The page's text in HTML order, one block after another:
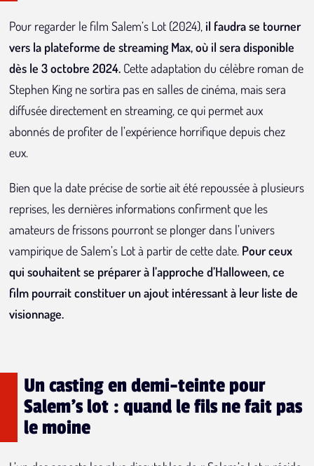
Pour regarder le film Salem’s Lot (2024), il faudra se tourner
vers la plateforme de streaming Max, où il sera disponible
dès le 3 octobre 2024. Cette adaptation du célèbre roman de
Stephen King ne sortira pas en salles de cinéma, mais sera
diffusée directement en streaming, ce qui permet aux
abonnés de profiter de l’expérience horrifique depuis chez
eux.
Bien que la date précise de sortie ait été repoussée à plusieurs
reprises, les dernières informations confirment que les
amateurs de frissons pourront se plonger dans l’univers
vampirique de Salem’s Lot à partir de cette date. Pour ceux
qui souhaitent se préparer à l’approche d’Halloween, ce
film pourrait constituer un ajout intéressant à leur liste de
visionnage.
Un casting en demi-teinte pour
Salem's lot : quand le fils ne fait pas
le moine